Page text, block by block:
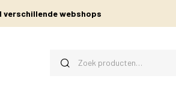
verschillende webshops